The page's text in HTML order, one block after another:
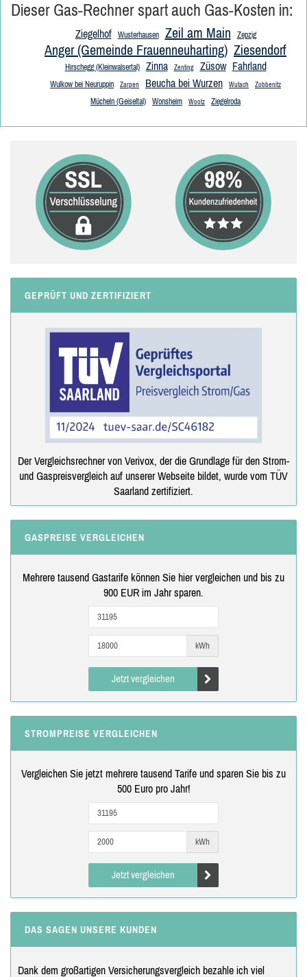
Dieser Gas-Rechner spart auch Gas-Kosten in:
Ziegelhof Wusterhausen Zeil am Main Zepzig
Anger (Gemeinde Frauenneuharting) Ziesendorf
Hirschegg (Kleinwalsertal) Zinna Zenting Züsow Fahrland
Wulkow bei Neuruppin Zarpen Beucha bei Wurzen Wutach Zobbenitz
Mücheln (Geiseltal) Wonsheim Wootz Ziegelroda
GEPRÜFT UND ZERTIFIZIERT
Der Vergleichsrechner von Verivox, der die Grundlage für den Strom-
und Gaspreisvergleich auf unserer Webseite bildet, wurde vom TÜV
Saarland zertifiziert.
GASPREISE VERGLEICHEN
Mehrere tausend Gastarife können Sie hier vergleichen und bis zu
900 EUR im Jahr sparen.
kWh
Jetzt vergleichen
STROMPREISE VERGLEICHEN
Vergleichen Sie jetzt mehrere tausend Tarife und sparen Sie bis zu
500 Euro pro Jahr!
kWh
Jetzt vergleichen
DAS SAGEN UNSERE KUNDEN
Dank dem großartigen Versicherungsvergleich bezahle ich viel